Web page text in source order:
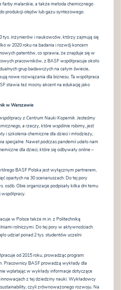
malarskie, a także metoda chemicznego
produkcji olejów lub gazu syntezowego.
tys. inżynierów i naukowców, którzy zajmują się
w 2020 roku na badania i rozwój koncern
patentów, co sprawia, że znajduje się w
pracowników, z BASF współpracuje około
grup badawczych na całym świecie,
nowe rozwiązania dla biznesu. Ta współpraca
stawia też mocny akcent na edukację jako
w Warszawie
z Centrum Nauki Kopernik. Jesteśmy
a rzeczy, które wspólnie robimy, jest
i szkolenia chemiczne dla dzieci i młodzieży,
specjalne. Nawet podczas pandemii udało nam
dla dzieci, które się odbywały online–
BASF Polska jest wyłącznym partnerem,
opartych na 30 scenariuszach. Do tej pory
osób. Obie organizacje podpisały kilka dni temu
w Polsce także m.in. z Politechniką
rolniczymi. Do tej pory w aktywnościach
udział ponad 2 tys. studentów uczelni
od 2015 roku, prowadząc program
Pracownicy BASF prowadzą wykłady dla
wplatając w wykłady informacje dotyczące
z tej dziedziny nauki. Wykładowcy
czyli zrównoważonego rozwoju. Na